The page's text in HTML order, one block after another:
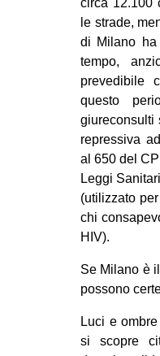
le strade,
di Milano
tempo,
prevedibile
questo
giureconsulti
repressiva
al 650 del
Leggi
(utilizzato
chi
HIV).
Se Milano è
possono
Luci e
si scopre